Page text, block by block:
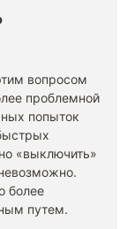
вопросом
проблемной
попыток
«выключить»
более
путем.